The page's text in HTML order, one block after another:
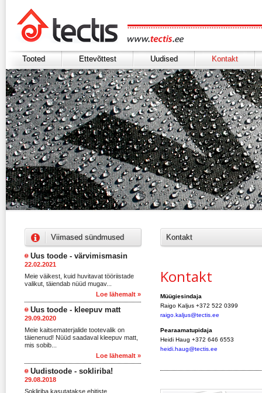
Tooted Ettevõttest Uudised Kontakt
Viimased sündmused
Uus toode - värvimismasin
22.02.2021
Meie väikest, kuid huvitavat tööriistade
valikut, täiendab nüüd mugav...
Loe lähemalt »
Uus toode - kleepuv matt
29.09.2020
Meie kaitsematerjalide tootevalik on
täienenud! Nüüd saadaval kleepuv matt,
mis sobib...
Loe lähemalt »
Uudistoode - sokliriba!
29.08.2018
Sokliriba kasutatakse ehitiste
Kontakt
Kontakt
Müügiesindaja
Raigo Kaljus +372 522 0399
raigo.kaljus@tectis.ee
Pearaamatupidaja
Heidi Haug +372 646 6553
heidi.haug@tectis.ee